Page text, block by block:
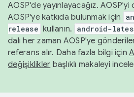
AOSP'de yayınlayacağız.
AOSP'ye katkıda bulunmak için
release kullanın. android-
dalı her zaman AOSP'ye
referans alır. Daha fazla bilgi için
değişiklikler başlıklı makaleyi